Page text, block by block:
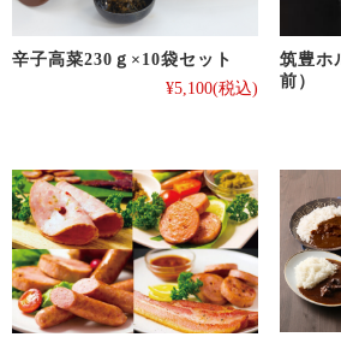
辛子高菜230ｇ×10袋セット
¥5,100(税込)
筑豊ホ
前）